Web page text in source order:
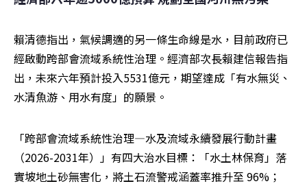
賴清德指出，氣候調適的另一條生命線是水，目前政府已
經啟動跨部會流域系統性治理。經濟部次長賴建信報告指
出，未來六年預計投入5531億元，期望達成「有水無災、
水清魚游、用水有度」的願景。
「跨部會流域系統性治理—水及流域永續發展行動計畫
（2026-2031年）」有四大治水目標：「水土林保育」落
實坡地土砂無害化，將土石流警戒涵蓋率推升至 96%；